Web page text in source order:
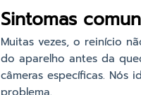
Sintomas
Muitas vezes, o reinício
do aparelho antes da
câmeras específicas. Nós